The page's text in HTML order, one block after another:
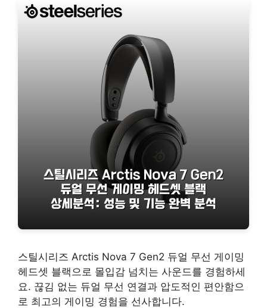
스틸시리즈 Arctis Nova 7 Gen2 듀얼 무선 게이밍
헤드셋 블랙으로 몰입감 넘치는 사운드를 경험하세
요. 끊김 없는 듀얼 무선 연결과 압도적인 편안함으
로 최고의 게이밍 경험을 선사합니다.